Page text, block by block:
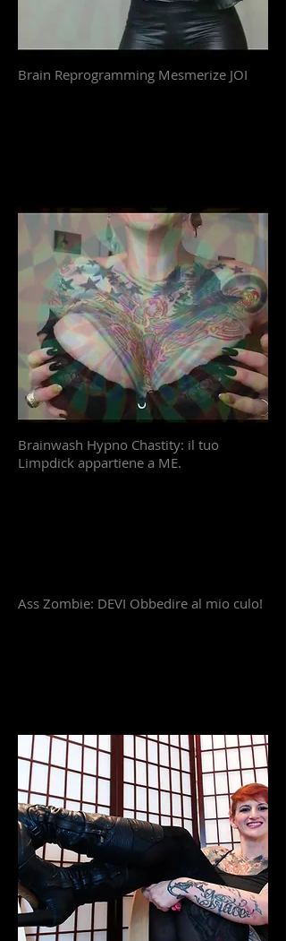
Brain Reprogramming Mesmerize JOI
Brainwash Hypno Chastity: il tuo
Limpdick appartiene a ME.
Ass Zombie: DEVI Obbedire al mio culo!